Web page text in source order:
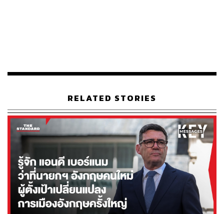
RELATED STORIES